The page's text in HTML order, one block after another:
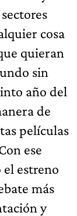
cosa
quieran
sin
año del
de
películas
ese
el estreno
más
y